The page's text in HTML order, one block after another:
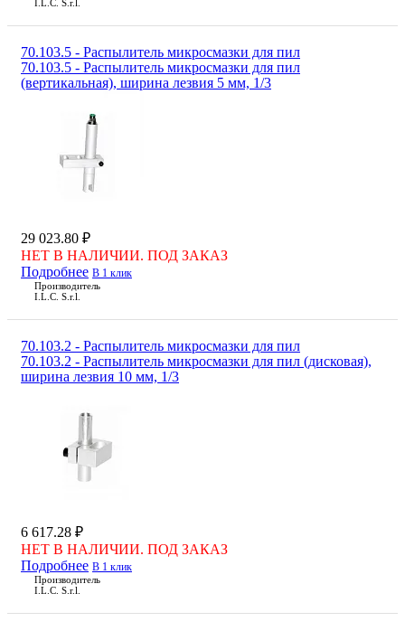
I.L.C. S.r.l.
70.103.5 - Распылитель микросмазки для пил
70.103.5 - Распылитель микросмазки для пил
(вертикальная), ширина лезвия 5 мм, 1/3
29 023.80 ₽
НЕТ В НАЛИЧИИ. ПОД ЗАКАЗ
Подробнее В 1 клик
Производитель
I.L.C. S.r.l.
70.103.2 - Распылитель микросмазки для пил
70.103.2 - Распылитель микросмазки для пил (дисковая),
ширина лезвия 10 мм, 1/3
6 617.28 ₽
НЕТ В НАЛИЧИИ. ПОД ЗАКАЗ
Подробнее В 1 клик
Производитель
I.L.C. S.r.l.